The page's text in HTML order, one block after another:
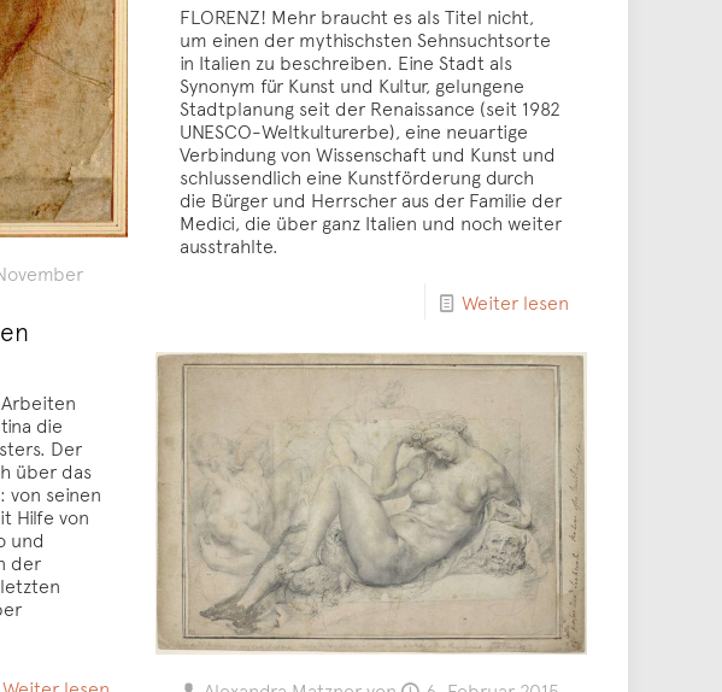
die
Der
über das
von seinen
Hilfe von
und
der
Weiter lesen
FLORENZ! Mehr braucht es als Titel nicht,
um einen der mythischsten Sehnsuchtsorte
in Italien zu beschreiben. Eine Stadt als
Synonym für Kunst und Kultur, gelungene
Stadtplanung seit der Renaissance (seit 1982
UNESCO-Weltkulturerbe), eine neuartige
Verbindung von Wissenschaft und Kunst und
schlussendlich eine Kunstförderung durch
die Bürger und Herrscher aus der Familie der
Medici, die über ganz Italien und noch weiter
ausstrahlte.
Weiter lesen